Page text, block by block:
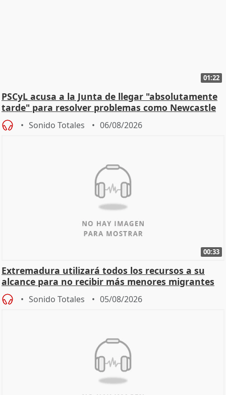
01:22
PSCyL acusa a la Junta de llegar "absolutamente
tarde" para resolver problemas como Newcastle
Sonido Totales 06/08/2026
00:33
Extremadura utilizará todos los recursos a su
alcance para no recibir más menores migrantes
Sonido Totales 05/08/2026